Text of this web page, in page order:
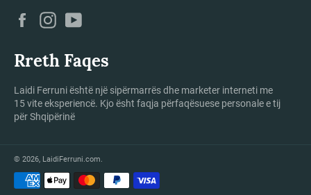
FacebookInstagram
Rreth Faqes
Laidi Ferruni është një sipërmarrës dhe marketer interneti me
15 vite eksperiencë. Kjo ësht faqja përfaqësuese personale e tij
për Shqipërinë
© 2026, LaidiFerruni.com.
Mënyrat